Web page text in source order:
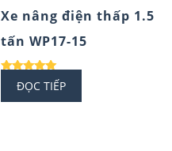
Xe nâng điện thấp 1.5
tấn WP17-15
Được xếp
hạng
5.00
ĐỌC TIẾP